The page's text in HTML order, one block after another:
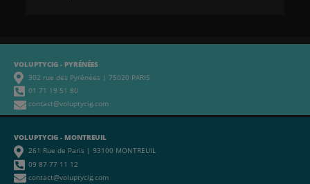
VOLUPTYCIG - PYRÉNÉES
302 rue des Pyrénées | 75020 PARIS
01 71 19 51 80
contact@voluptycig.com
VOLUPTYCIG - MONTREUIL
261 Rue de Paris | 93100 MONTREUIL
09 87 77 11 12
contact@voluptycig.com